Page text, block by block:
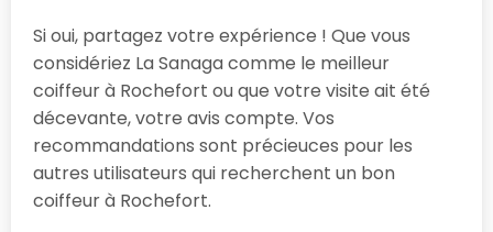
Si oui, partagez votre expérience ! Que vous
considériez La Sanaga comme le meilleur
coiffeur à Rochefort ou que votre visite ait été
décevante, votre avis compte. Vos
recommandations sont précieuces pour les
autres utilisateurs qui recherchent un bon
coiffeur à Rochefort.